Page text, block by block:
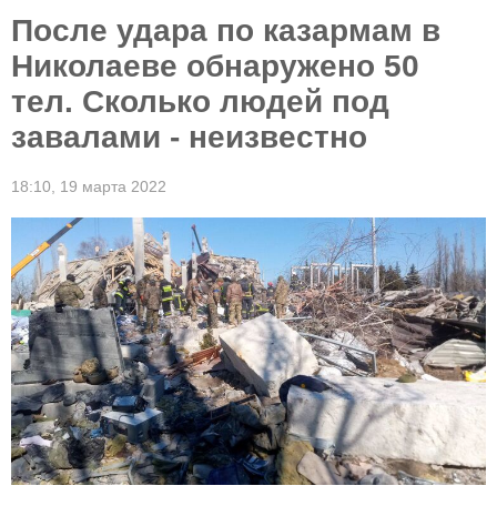
После удара по казармам в
Николаеве обнаружено 50
тел. Сколько людей под
завалами - неизвестно
18:10, 19 марта 2022